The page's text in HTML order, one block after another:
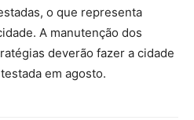
o que representa
A manutenção dos
deverão fazer a cidade
em agosto.